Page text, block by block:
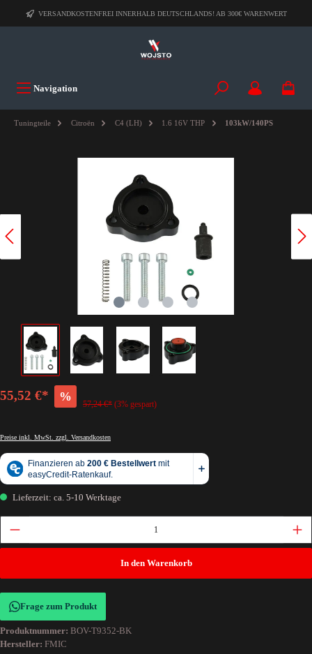
VERSANDKOSTENFREI INNERHALB DEUTSCHLANDS! AB 300€ WARENWERT
Navigation
Tuningteile Citroën C4 (LH) 1.6 16V THP 103kW/140PS
55,52 €* %
57,24 €* (3% gespart)
Preise inkl. MwSt. zzgl. Versandkosten
Lieferzeit: ca. 5-10 Werktage
In den Warenkorb
Frage zum Produkt
Produktnummer: BOV-T9352-BK
Hersteller: FMIC